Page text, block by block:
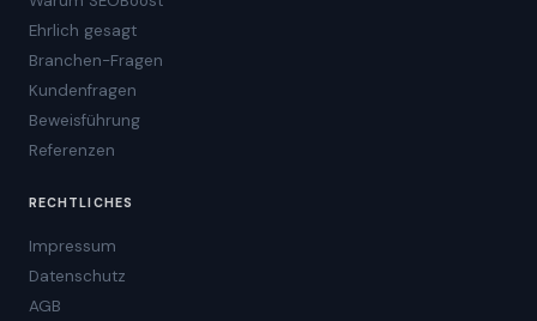
Ehrlich gesagt
Branchen-Fragen
Kundenfragen
Beweisführung
Referenzen
RECHTLICHES
Impressum
Datenschutz
AGB